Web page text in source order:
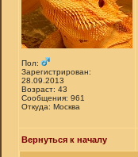
Пол:
Зарегистрирован:
28.09.2013
Возраст: 43
Сообщения: 961
Откуда: Москва
Вернуться к началу